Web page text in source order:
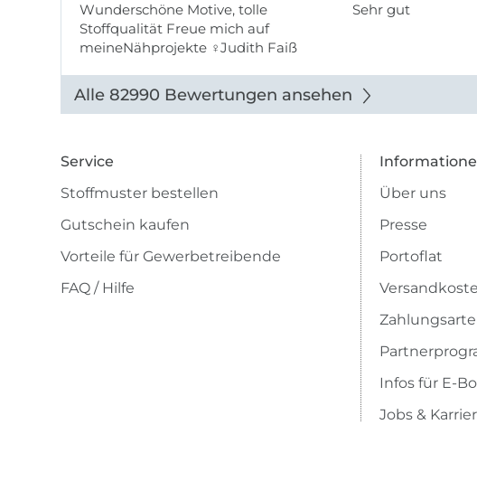
Wunderschöne Motive, tolle
Stoffqualität Freue mich auf
meineNähprojekte ♀Judith Faiß
Sehr gut
Alle 82990 Bewertungen ansehen
Service
Stoffmuster bestellen
Gutschein kaufen
Vorteile für Gewerbetreibende
FAQ / Hilfe
Über uns
Presse
Portoflat
Infos für E-
Jobs &